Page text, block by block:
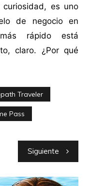
es uno
de negocio en
rápido está
claro. ¿Por qué
Traveler
Pass
Siguiente